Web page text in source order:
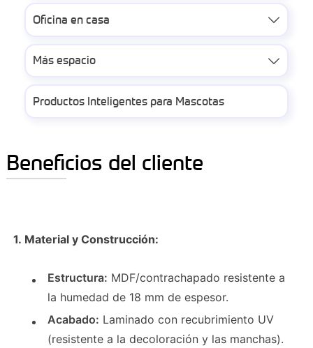
Oficina en casa 
Más espacio 
Productos Inteligentes para Mascotas
Beneficios del cliente
1. Material y Construcción:
Estructura: MDF/contrachapado resistente a
la humedad de 18 mm de espesor.
Acabado: Laminado con recubrimiento UV
(resistente a la decoloración y las manchas).